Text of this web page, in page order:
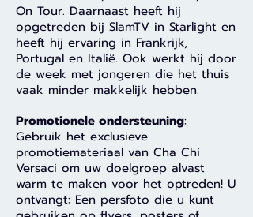
On Tour. Daarnaast heeft hij
opgetreden bij SlamTV in Starlight en
heeft hij ervaring in Frankrijk,
Portugal en Italië. Ook werkt hij door
de week met jongeren die het thuis
vaak minder makkelijk hebben.
Promotionele ondersteuning:
Gebruik het exclusieve
promotiemateriaal van Cha Chi
Versaci om uw doelgroep alvast
warm te maken voor het optreden! U
ontvangt: Een persfoto die u kunt